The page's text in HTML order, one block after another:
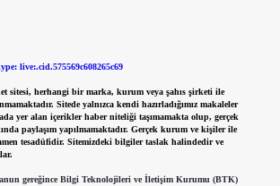
live:.cid.575569c608265c69
sitesi, herhangi bir marka, kurum veya şahıs şirketi ile
Sitede yalnızca kendi hazırladığımız makaleler
yer alan içerikler haber niteliği taşımamakta olup, gerçek
paylaşım yapılmamaktadır. Gerçek kurum ve kişiler ile
tesadüfidir. Sitemizdeki bilgiler taslak halindedir ve
gereğince Bilgi Teknolojileri ve İletişim Kurumu (BTK)